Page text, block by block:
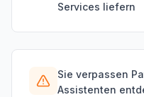
Services liefern
Sie verpassen
Assistenten